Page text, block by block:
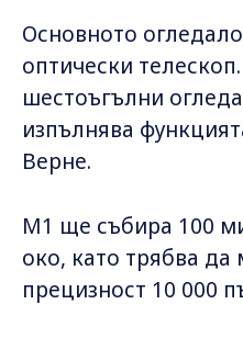
Основното
оптически
шестоъгълни
изпълнява
Верне.
M1 ще събира 100
око, като трябва
прецизност 10 000